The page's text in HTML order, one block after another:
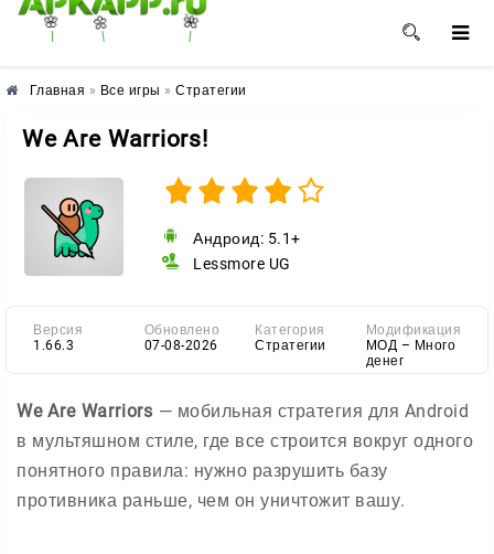
🌸 🌼 🌺
Главная » Все игры » Стратегии
We Are Warriors!
Андроид: 5.1+
Lessmore UG
Версия
1.66.3
Обновлено
07-08-2026
Категория
Стратегии
Модификация
МОД – Много
денег
We Are Warriors — мобильная стратегия для Android
в мультяшном стиле, где все строится вокруг одного
понятного правила: нужно разрушить базу
противника раньше, чем он уничтожит вашу.